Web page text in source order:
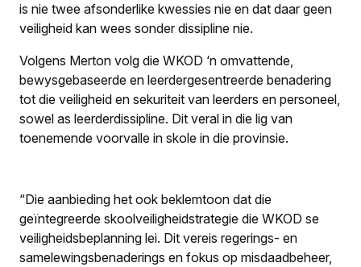
is nie twee afsonderlike kwessies nie en dat daar geen
veiligheid kan wees sonder dissipline nie.
Volgens Merton volg die WKOD ‘n omvattende,
bewysgebaseerde en leerdergesentreerde benadering
tot die veiligheid en sekuriteit van leerders en personeel,
sowel as leerderdissipline. Dit veral in die lig van
toenemende voorvalle in skole in die provinsie.
“Die aanbieding het ook beklemtoon dat die
geïntegreerde skoolveiligheidstrategie die WKOD se
veiligheidsbeplanning lei. Dit vereis regerings- en
samelewingsbenaderings en fokus op misdaadbeheer,